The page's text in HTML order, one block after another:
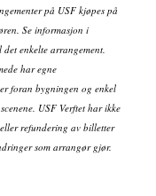
på USF kjøpes på
Se informasjon i
enkelte arrangement.
har egne
foran bygningen og enkel
USF Verftet har ikke
refundering av billetter
som arrangør gjør.